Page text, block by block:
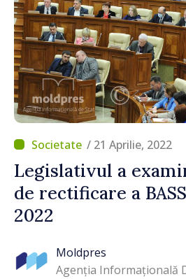
/ 21 Aprilie, 2022
Legislativul a
de rectificare a
2022
Moldpres
Agenția Informațională